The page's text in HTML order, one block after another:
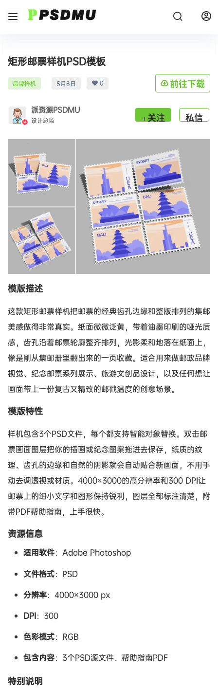
矩形邮票样机PSD模板
品牌样机 5月8日 0 前往下载
派资源PSDMU
设计总监 关注 私信
模版描述
这款矩形邮票样机把邮票的经典齿孔边缘和整版排列的集邮
美感做得非常真实。纸面微微泛黄，带着油墨印刷的哑光质
感，齿孔沿着邮票轮廓整齐排列，光影柔和地落在纸面上，
像是刚从集邮册里翻出来的一页收藏。适合用来做邮政品牌
视觉、纪念邮票系列展示、旅游文创品设计，以及任何想让
画面带上一份复古又精致的邮戳温度的创意场景。
模版特性
样机包含3个PSD文件，每个都支持智能对象替换。双击邮
票画面图层把你的插画或纪念图案拖进去保存，纸质的纹
理、齿孔的边缘和自然的阴影就会自动贴合新画面，不用手
动去调透视或材质。4000×3000的高分辨率和300 DPI让
邮票上的细小文字和图形保持锐利，图层全部标注清楚，附
带PDF帮助指南，上手很快。
资源信息
适用软件：Adobe Photoshop
文件格式：PSD
分辨率：4000×3000 px
DPI：300
色彩模式：RGB
包含内容：3个PSD源文件、帮助指南PDF
特别说明